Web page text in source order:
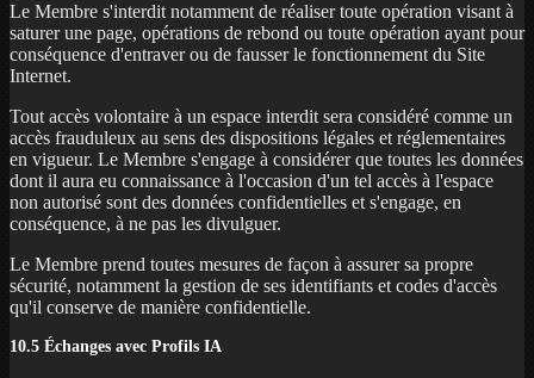
Le Membre s'interdit notamment de réaliser toute opération visant à
saturer une page, opérations de rebond ou toute opération ayant pour
conséquence d'entraver ou de fausser le fonctionnement du Site
Internet.
Tout accès volontaire à un espace interdit sera considéré comme un
accès frauduleux au sens des dispositions légales et réglementaires
en vigueur. Le Membre s'engage à considérer que toutes les données
dont il aura eu connaissance à l'occasion d'un tel accès à l'espace
non autorisé sont des données confidentielles et s'engage, en
conséquence, à ne pas les divulguer.
Le Membre prend toutes mesures de façon à assurer sa propre
sécurité, notamment la gestion de ses identifiants et codes d'accès
qu'il conserve de manière confidentielle.
10.5 Échanges avec Profils IA